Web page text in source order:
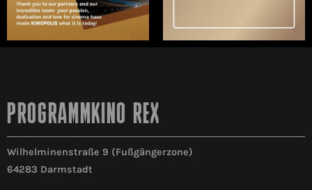
PROGRAMMKINO REX
Wilhelminenstraße 9 (Fußgängerzone)
64283 Darmstadt